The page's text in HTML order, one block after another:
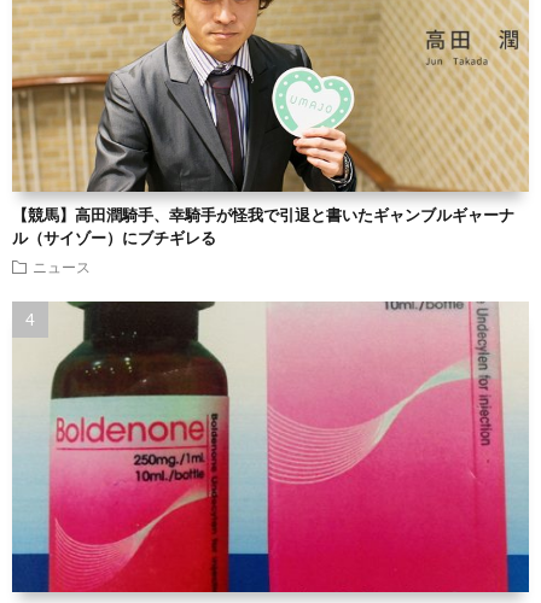
【競馬】高田潤騎手、幸騎手が怪我で引退と書いたギャンブルギャーナ
ル（サイゾー）にブチギレる
ニュース